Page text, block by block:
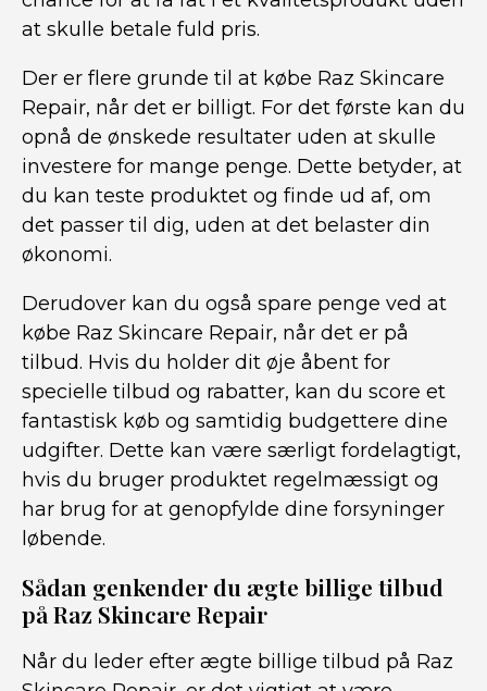
at skulle betale fuld pris.
Der er flere grunde til at købe Raz Skincare
Repair, når det er billigt. For det første kan du
opnå de ønskede resultater uden at skulle
investere for mange penge. Dette betyder, at
du kan teste produktet og finde ud af, om
det passer til dig, uden at det belaster din
økonomi.
Derudover kan du også spare penge ved at
købe Raz Skincare Repair, når det er på
tilbud. Hvis du holder dit øje åbent for
specielle tilbud og rabatter, kan du score et
fantastisk køb og samtidig budgettere dine
udgifter. Dette kan være særligt fordelagtigt,
hvis du bruger produktet regelmæssigt og
har brug for at genopfylde dine forsyninger
løbende.
Sådan genkender du ægte billige tilbud
på Raz Skincare Repair
Når du leder efter ægte billige tilbud på Raz